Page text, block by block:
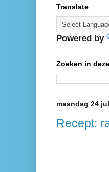
Translate
Powered by
Zoeken in
maandag 24
Recept: